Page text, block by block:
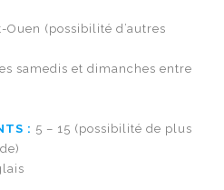
Ouen (possibilité d’autres
samedis et dimanches entre
: 5 – 15 (possibilité de plus